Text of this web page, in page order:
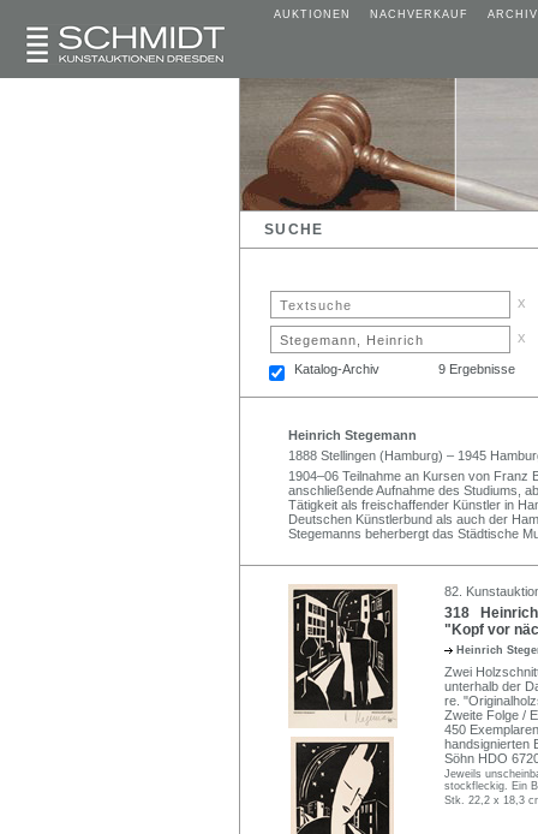
AUKTIONEN NACHVERKAUF ARCHIV
SUCHE
x
x
Katalog-Archiv 9 Ergebnisse
Heinrich Stegemann
1888 Stellingen (Hamburg) – 1945
1904–06 Teilnahme an Kursen von Franz
anschließende Aufnahme des Studiums,
Tätigkeit als freischaffender Künstler in
Deutschen Künstlerbund als auch der
Stegemanns beherbergt das Städtische
82.
318 Heinrich
"Kopf vor
Heinrich
Zwei
unterhalb der
re.
Zweite Folge /
450
handsignierten
Söhn HDO
Jeweils
stockfleckig. Ein
Stk. 22,2 x 18,3